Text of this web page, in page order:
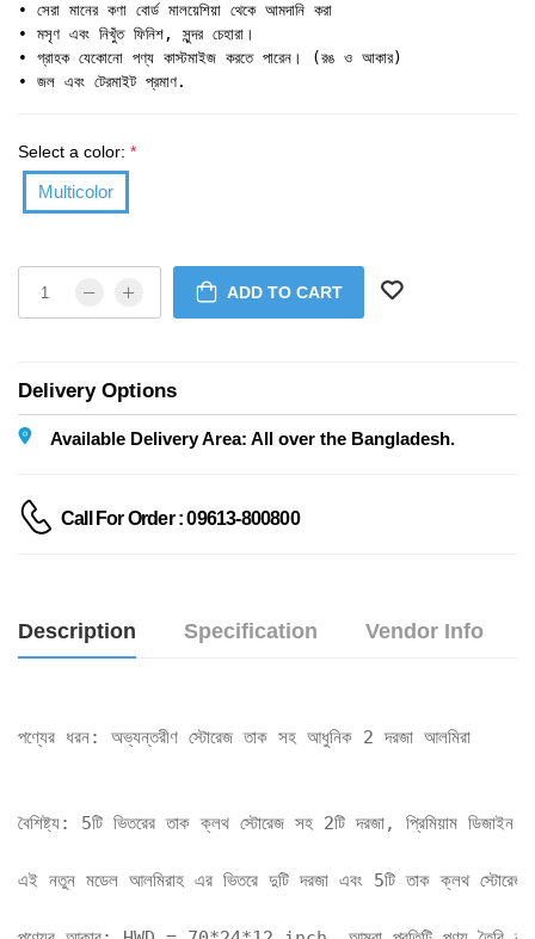
• সেরা মানের কণা বোর্ড মালয়েশিয়া থেকে আমদানি করা
• মসৃণ এবং নিখুঁত ফিনিশ, সুন্দর চেহারা।
• গ্রাহক যেকোনো পণ্য কাস্টমাইজ করতে পারেন। (রঙ ও আকার)
• জল এবং টেরমাইট প্রমাণ.
Select a color: *
Multicolor
ADD TO CART
Delivery Options
Available Delivery Area: All over the Bangladesh.
Call For Order : 09613-800800
Description Specification Vendor Info
পণ্যের ধরন: অভ্যন্তরীণ স্টোরেজ তাক সহ আধুনিক 2 দরজা আলমিরা
বৈশিষ্ট্য: 5টি ভিতরের তাক ক্লথ স্টোরেজ সহ 2টি দরজা, প্রিমিয়াম ডিজাইন
এই নতুন মডেল আলমিরাহ এর ভিতরে দুটি দরজা এবং 5টি তাক ক্লথ স্টোরেজ